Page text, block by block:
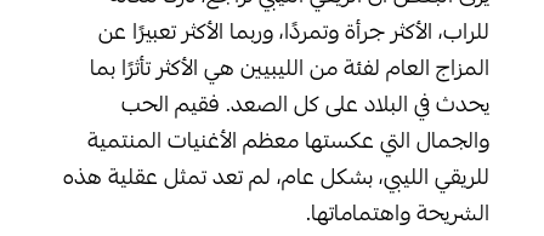
للراب، الأكثر جرأة وتمردًا، وربما الأكثر تعبيرًا عن
المزاج العام لفئة من الليبيين هي الأكثر تأثرًا بما
يحدث في البلاد على كل الصعد. فقيم الحب
والجمال التي عكستها معظم الأغنيات المنتمية
للريقي الليبي، بشكل عام، لم تعد تمثل عقلية هذه
الشريحة واهتماماتها.